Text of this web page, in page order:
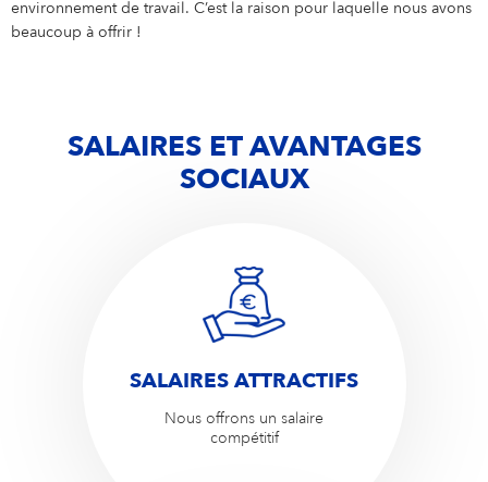
environnement de travail. C’est la raison pour laquelle nous avons
beaucoup à offrir !
SALAIRES ET AVANTAGES
SOCIAUX
SALAIRES ATTRACTIFS
Nous offrons un salaire
compétitif